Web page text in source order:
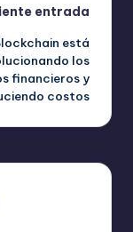
entrada
está
los
financieros y
costos